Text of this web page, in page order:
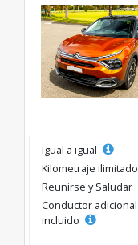
Igual a igual
Kilometraje ilimitado
Reunirse y Saludar
Conductor adicional
incluido